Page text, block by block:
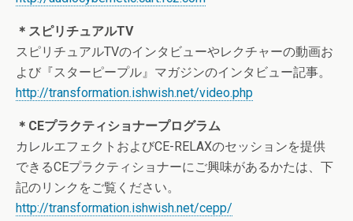
＊スピリチュアルTV
スピリチュアルTVのインタビューやレクチャーの動画お
よび『スターピープル』マガジンのインタビュー記事。
http://transformation.ishwish.net/video.php
＊CEプラクティショナープログラム
カレルエフェクトおよびCE-RELAXのセッションを提供
できるCEプラクティショナーにご興味があるかたは、下
記のリンクをご覧ください。
http://transformation.ishwish.net/cepp/